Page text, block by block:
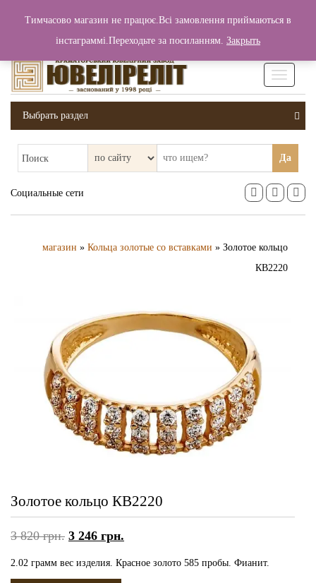
Вход / Регистрация 0 грн.
Выбрать раздел
Поиск Да
Социальные сети
магазин » Кольца золотые со вставками » Золотое кольцо
КВ2220
Золотое кольцо КВ2220
3 820грн. 3 246 грн.
2.02 грамм вес изделия. Красное золото 585 пробы. Фианит.
Тимчасово магазин не працює.Всі замовлення приймаються в
інстаграммі.Переходьте за посиланням. Закрыть